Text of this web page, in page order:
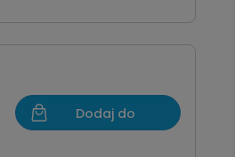
Dodaj do